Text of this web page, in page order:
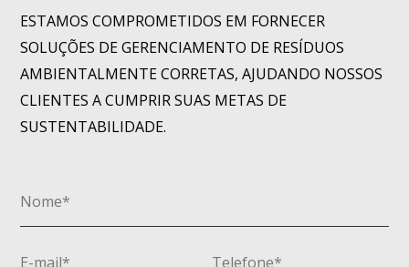
ESTAMOS COMPROMETIDOS EM FORNECER
SOLUÇÕES DE GERENCIAMENTO DE RESÍDUOS
AMBIENTALMENTE CORRETAS, AJUDANDO NOSSOS
CLIENTES A CUMPRIR SUAS METAS DE
SUSTENTABILIDADE.